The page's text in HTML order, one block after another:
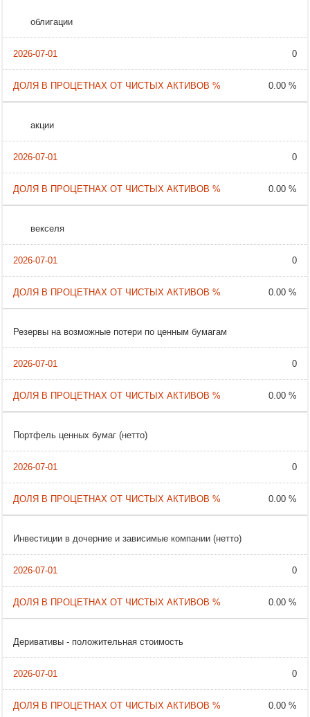
облигации
0
0.00 %
акции
0
0.00 %
векселя
0
0.00 %
Резервы на возможные потери по ценным бумагам
0
0.00 %
Портфель ценных бумаг (нетто)
0
0.00 %
Инвестиции в дочерние и зависимые компании (нетто)
0
0.00 %
Деривативы - положительная стоимость
0
0.00 %